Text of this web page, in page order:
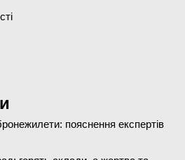
пояснення експертів